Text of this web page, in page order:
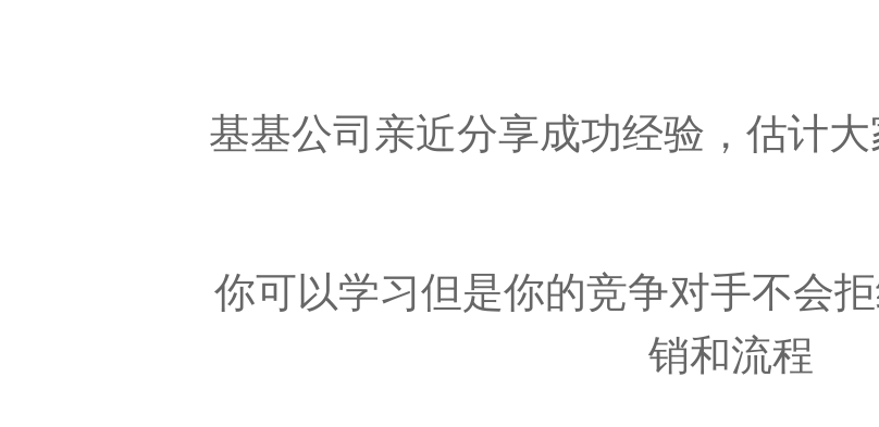
基基公司亲近分享成功经验，估计
你可以学习但是你的竞争对手不会
销和流程